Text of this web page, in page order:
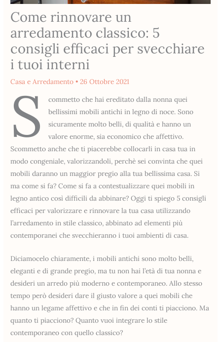
Come rinnovare un
arredamento classico: 5
consigli efficaci per svecchiare
i tuoi interni
Casa e Arredamento •26 Ottobre 2021
S
commetto che hai ereditato dalla nonna quei
bellissimi mobili antichi in legno di noce. Sono
sicuramente molto belli, di qualità e hanno un
valore enorme, sia economico che affettivo.
Scommetto anche che ti piacerebbe collocarli in casa tua in
modo congeniale, valorizzandoli, perchè sei convinta che quei
mobili daranno un maggior pregio alla tua bellissima casa. Si
ma come si fa? Come si fa a contestualizzare quei mobili in
legno antico così difficili da abbinare? Oggi ti spiego 5 consigli
efficaci per valorizzare e rinnovare la tua casa utilizzando
l’arredamento in stile classico, abbinato ad elementi più
contemporanei che svecchieranno i tuoi ambienti di casa.
Diciamocelo chiaramente, i mobili antichi sono molto belli,
eleganti e di grande pregio, ma tu non hai l’età di tua nonna e
desideri un arredo più moderno e contemporaneo. Allo stesso
tempo però desideri dare il giusto valore a quei mobili che
hanno un legame affettivo e che in fin dei conti ti piacciono. Ma
quanto ti piacciono? Quanto vuoi integrare lo stile
contemporaneo con quello classico?